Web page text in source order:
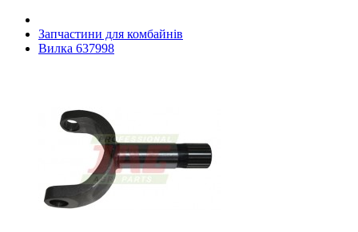
Запчастини для комбайнів
Вилка 637998